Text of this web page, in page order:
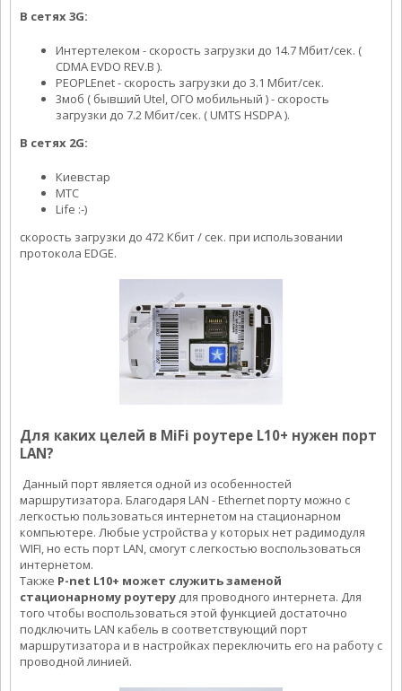
В сетях 3G:
Интертелеком - скорость загрузки до 14.7 Мбит/сек. (
CDMA EVDO REV.B ).
PEOPLEnet - скорость загрузки до 3.1 Мбит/сек.
3моб ( бывший Utel, ОГО мобильный ) - скорость
загрузки до 7.2 Мбит/сек. ( UMTS HSDPA ).
В сетях 2G:
Киевстар
МТС
Life :-)
скорость загрузки до 472 Кбит / сек. при использовании
протокола EDGE.
Для каких целей в MiFi роутере L10+ нужен порт
LAN?
Данный порт является одной из особенностей
маршрутизатора. Благодаря LAN - Ethernet порту можно с
легкостью пользоваться интернетом на стационарном
компьютере. Любые устройства у которых нет радимодуля
WIFI, но есть порт LAN, смогут с легкостью воспользоваться
интернетом.
Также P-net L10+ может служить заменой
стационарному роутеру для проводного интернета. Для
того чтобы воспользоваться этой функцией достаточно
подключить LAN кабель в соответствующий порт
маршрутизатора и в настройках переключить его на работу с
проводной линией.